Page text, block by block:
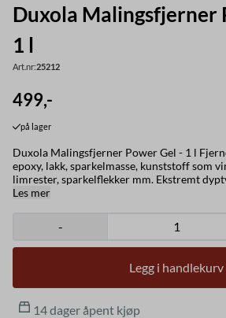
Duxola Malingsfjerner
1 l
Art.nr:25212
499,-
på lager
Duxola Malingsfjerner Power Gel - 1 l Fjerner alle typer maling,
epoxy, lakk, sparkelmasse, kunststoff som
limrester, sparkelflekker mm. Ekstremt dyptvirkende, fjerner flere
lag maling om gangen. Ypperlig som
flater, inne og ute. Varselord Fare Faresetninger Meget brannfarlig
væske og damp. (H225) Irriterer huden. (H315) Kan utløse en
forårsake døsighet eller svimmelhet. (H336)
Les mer
-
Legg i handlekurv
14 dager åpent kjøp